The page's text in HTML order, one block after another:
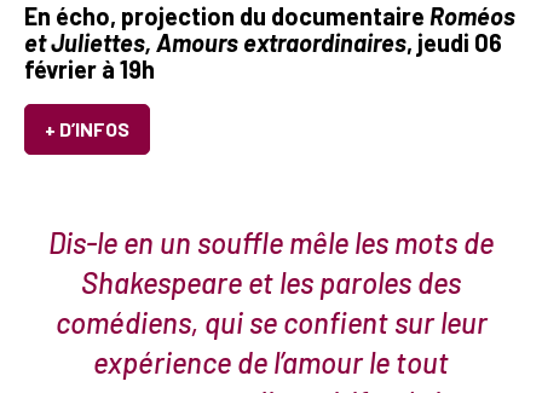
En écho, projection du documentaire Roméos
et Juliettes, Amours extraordinaires, jeudi 06
février à 19h
+ D’INFOS
Dis-le en un souffle mêle les mots de
Shakespeare et les paroles des
comédiens, qui se confient sur leur
expérience de l’amour le tout